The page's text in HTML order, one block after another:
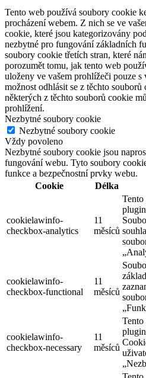
Tento web používá soubory cookie
procházení webem. Z nich se ve
cookie, které jsou kategorizovány
nezbytné pro fungování základních
soubory cookie třetích stran, které
porozumět tomu, jak tento web
uloženy ve vašem prohlížeči pouze s
možnost odhlásit se z těchto
některých z těchto souborů cookie
prohlížení.
Nezbytné soubory cookie
Nezbytné soubory cookie
Vždy povoleno
Nezbytné soubory cookie jsou
fungování webu. Tyto soubory
funkce a bezpečnostní prvky webu.
Cookie
Délka
cookielawinfo-
checkbox-analytics
11
měsíců
Tento
cookielawinfo-
checkbox-functional
11
měsíců
cookielawinfo-
checkbox-necessary
11
měsíců
Tento